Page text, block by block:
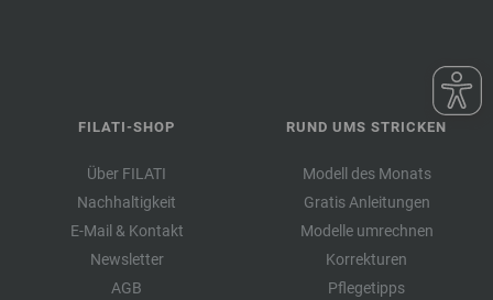
FILATI-SHOP
Über FILATI
Nachhaltigkeit
E-Mail & Kontakt
Newsletter
AGB
RUND UMS STRICKEN
Modell des Monats
Gratis Anleitungen
Modelle umrechnen
Korrekturen
Pflegetipps